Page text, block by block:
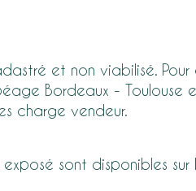
et non viabilisé.
Bordeaux -
charge vendeur.
sont disponibles